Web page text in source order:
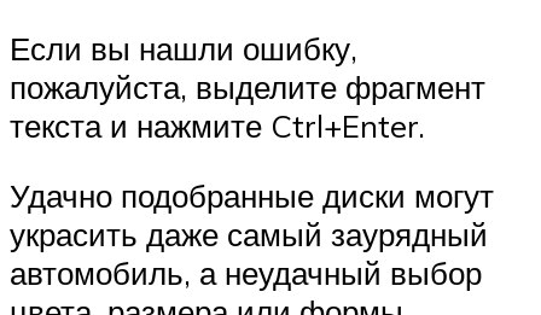
Если вы нашли ошибку,
пожалуйста, выделите фрагмент
текста и нажмите Ctrl+Enter.
Удачно подобранные диски могут
украсить даже самый заурядный
автомобиль, а неудачный выбор